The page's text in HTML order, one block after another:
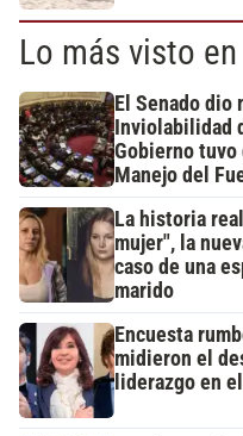
Lo más visto
El Senado dio
Inviolabilidad
Gobierno tuvo
Manejo del
La historia
mujer", la
caso de una
marido
Encuesta
midieron el
liderazgo en